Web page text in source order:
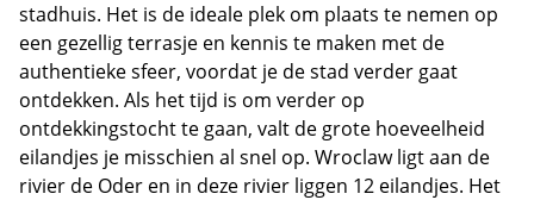
stadhuis. Het is de ideale plek om plaats te nemen op
een gezellig terrasje en kennis te maken met de
authentieke sfeer, voordat je de stad verder gaat
ontdekken. Als het tijd is om verder op
ontdekkingstocht te gaan, valt de grote hoeveelheid
eilandjes je misschien al snel op. Wroclaw ligt aan de
rivier de Oder en in deze rivier liggen 12 eilandjes. Het